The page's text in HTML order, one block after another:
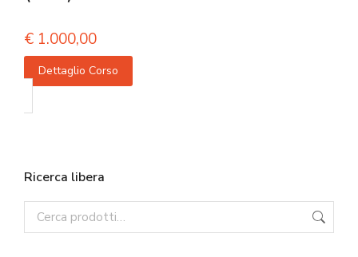
€ 1.000,00
Dettaglio Corso
Ricerca libera